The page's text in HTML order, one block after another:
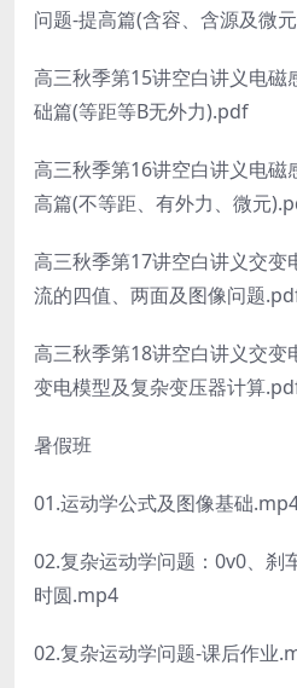
问题-提高篇(含容、含源及微
高三秋季第15讲空白讲义电磁
础篇(等距等B无外力).pdf
高三秋季第16讲空白讲义电磁
高篇(不等距、有外力、微元
高三秋季第17讲空白讲义交变
流的四值、两面及图像问题
高三秋季第18讲空白讲义交变
变电模型及复杂变压器计算
暑假班
01.运动学公式及图像基础
02.复杂运动学问题：0v0、刹
时圆.mp4
02.复杂运动学问题-课后作业